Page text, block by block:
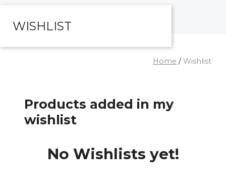
WISHLIST
Home /Wishlist
Products added in my
wishlist
No Wishlists yet!